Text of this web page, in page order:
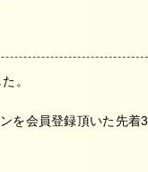
。
会員登録頂いた先着